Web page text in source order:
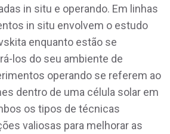
in situ e operando. Em linhas
in situ envolvem o estudo
enquanto estão se
los do seu ambiente de
operando se referem ao
dentro de uma célula solar em
os tipos de técnicas
valiosas para melhorar as